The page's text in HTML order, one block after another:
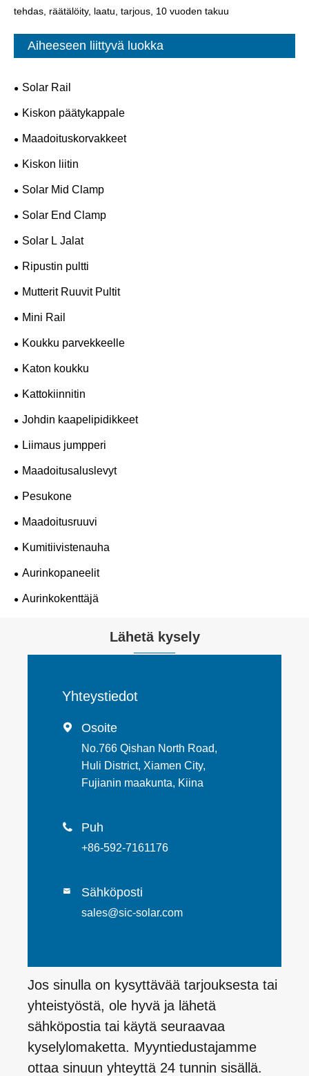
tehdas, räätälöity, laatu, tarjous, 10 vuoden takuu
Aiheeseen liittyvä luokka
Solar Rail
Kiskon päätykappale
Maadoituskorvakkeet
Kiskon liitin
Solar Mid Clamp
Solar End Clamp
Solar L Jalat
Ripustin pultti
Mutterit Ruuvit Pultit
Mini Rail
Koukku parvekkeelle
Katon koukku
Kattokiinnitin
Johdin kaapelipidikkeet
Liimaus jumpperi
Maadoitusaluslevyt
Pesukone
Maadoitusruuvi
Kumitiivistenauha
Aurinkopaneelit
Aurinkokenttäjä
Lähetä kysely
Yhteystiedot
 Osoite
No.766 Qishan North Road,
Huli District, Xiamen City,
Fujianin maakunta, Kiina
 Puh
+86-592-7161176
 Sähköposti
sales@sic-solar.com
Jos sinulla on kysyttävää tarjouksesta tai
yhteistyöstä, ole hyvä ja lähetä
sähköpostia tai käytä seuraavaa
kyselylomaketta. Myyntiedustajamme
ottaa sinuun yhteyttä 24 tunnin sisällä.